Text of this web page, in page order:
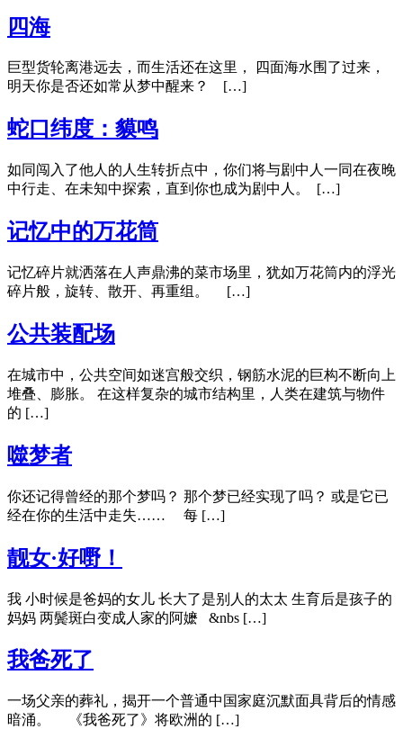
四海
巨型货轮离港远去，而生活还在这里， 四面海水围了过来，
明天你是否还如常从梦中醒来？ […]
蛇口纬度：貘鸣
如同闯入了他人的人生转折点中，你们将与剧中人一同在夜晚
中行走、在未知中探索，直到你也成为剧中人。 […]
记忆中的万花筒
记忆碎片就洒落在人声鼎沸的菜市场里，犹如万花筒内的浮光
碎片般，旋转、散开、再重组。 […]
公共装配场
在城市中，公共空间如迷宫般交织，钢筋水泥的巨构不断向上
堆叠、膨胀。 在这样复杂的城市结构里，人类在建筑与物件
的 […]
噬梦者
你还记得曾经的那个梦吗？ 那个梦已经实现了吗？ 或是它已
经在你的生活中走失…… 每 […]
靓女·好嘢！
我 小时候是爸妈的女儿 长大了是别人的太太 生育后是孩子的
妈妈 两鬓斑白变成人家的阿嬷 &nbs […]
我爸死了
一场父亲的葬礼，揭开一个普通中国家庭沉默面具背后的情感
暗涌。 《我爸死了》将欧洲的 […]